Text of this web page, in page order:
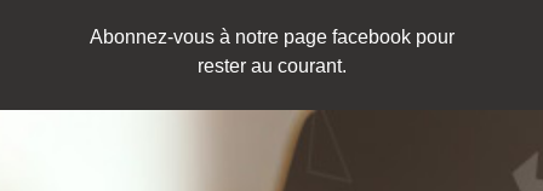
Abonnez-vous à notre page facebook pour
rester au courant.